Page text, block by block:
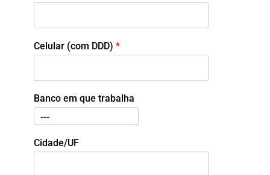
Celular (com DDD) *
Banco em que trabalha
Cidade/UF